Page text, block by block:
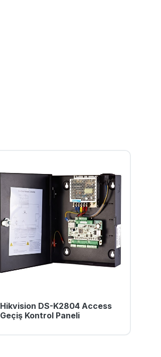
Hikvision DS-K2804 Access
Geçiş Kontrol Paneli